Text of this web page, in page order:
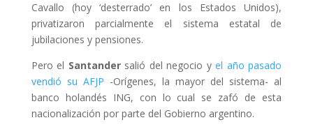
Cavallo (hoy ‘desterrado’ en los Estados Unidos),
privatizaron parcialmente el sistema estatal de
jubilaciones y pensiones.
Pero el Santander salió del negocio yel año pasado
vendió su AFJP -Orígenes, la mayor del sistema- al
banco holandés ING, con lo cual se zafó de esta
nacionalización por parte del Gobierno argentino.